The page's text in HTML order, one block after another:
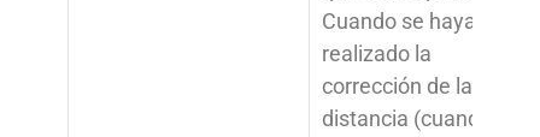
Cuando se haya
realizado la
corrección de la
distancia (cuando